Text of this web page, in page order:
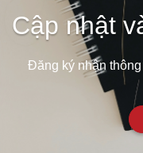
Cập nhật
Đăng ký nhận